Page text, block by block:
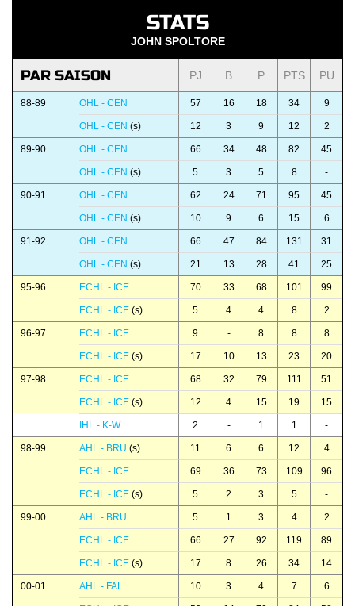
STATS
JOHN SPOLTORE
PAR SAISON PJ B P PTS PU
88-89 OHL - CEN 57 16 18 34 9
OHL - CEN (s) 12 3 9 12 2
89-90 OHL - CEN 66 34 48 82 45
OHL - CEN (s) 5 3 5 8 -
90-91 OHL - CEN 62 24 71 95 45
OHL - CEN (s) 10 9 6 15 6
91-92 OHL - CEN 66 47 84 131 31
OHL - CEN (s) 21 13 28 41 25
95-96 ECHL - ICE 70 33 68 101 99
ECHL - ICE (s) 5 4 4 8 2
96-97 ECHL - ICE 9 - 8 8 8
ECHL - ICE (s) 17 10 13 23 20
97-98 ECHL - ICE 68 32 79 111 51
ECHL - ICE (s) 12 4 15 19 15
IHL - K-W 2 - 1 1 -
98-99 AHL - BRU (s) 11 6 6 12 4
ECHL - ICE 69 36 73 109 96
ECHL - ICE (s) 5 2 3 5 -
99-00 AHL - BRU 5 1 3 4 2
ECHL - ICE 66 27 92 119 89
ECHL - ICE (s) 17 8 26 34 14
00-01 AHL - FAL 10 3 4 7 6